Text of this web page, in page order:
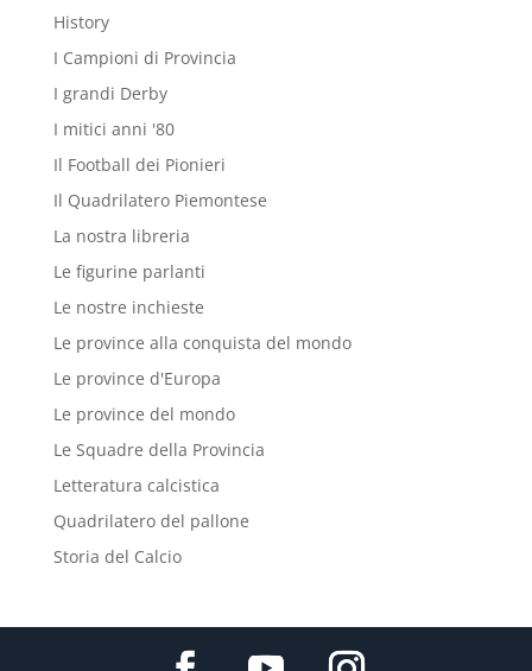
History
I Campioni di Provincia
I grandi Derby
I mitici anni '80
Il Football dei Pionieri
Il Quadrilatero Piemontese
La nostra libreria
Le figurine parlanti
Le nostre inchieste
Le province alla conquista del mondo
Le province d'Europa
Le province del mondo
Le Squadre della Provincia
Letteratura calcistica
Quadrilatero del pallone
Storia del Calcio